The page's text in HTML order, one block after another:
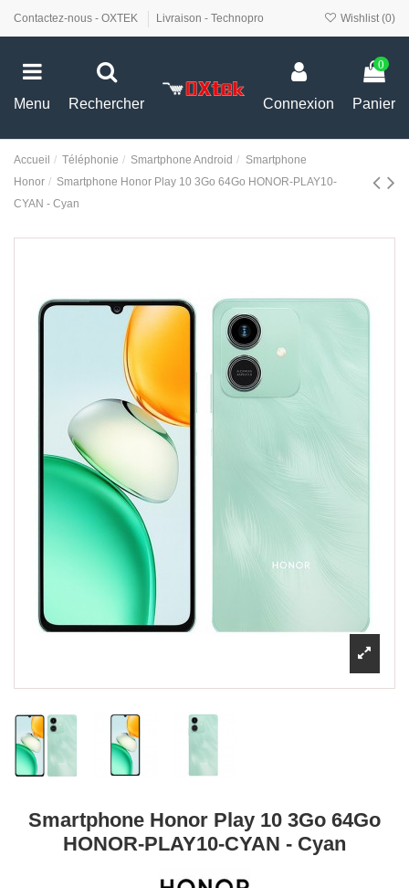
Contactez-nous - OXTEK Livraison - Technopro Wishlist (0)
Menu Rechercher Connexion
0
Panier
Accueil Téléphonie Smartphone Android
Smartphone
Honor
Smartphone Honor Play 10 3Go 64Go HONOR-PLAY10-
CYAN - Cyan
Smartphone Honor Play 10 3Go 64Go
HONOR-PLAY10-CYAN - Cyan